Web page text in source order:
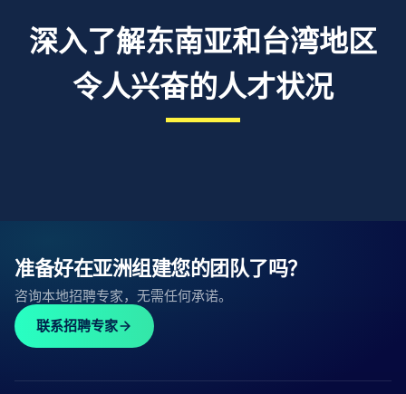
深入了解东南亚和台湾地区
令人兴奋的人才状况
准备好在亚洲组建您的团队了吗？
咨询本地招聘专家，无需任何承诺。
联系招聘专家